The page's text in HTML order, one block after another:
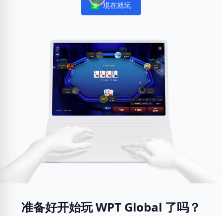
Notifications
現在就玩
准备好开始玩 WPT Global 了吗？